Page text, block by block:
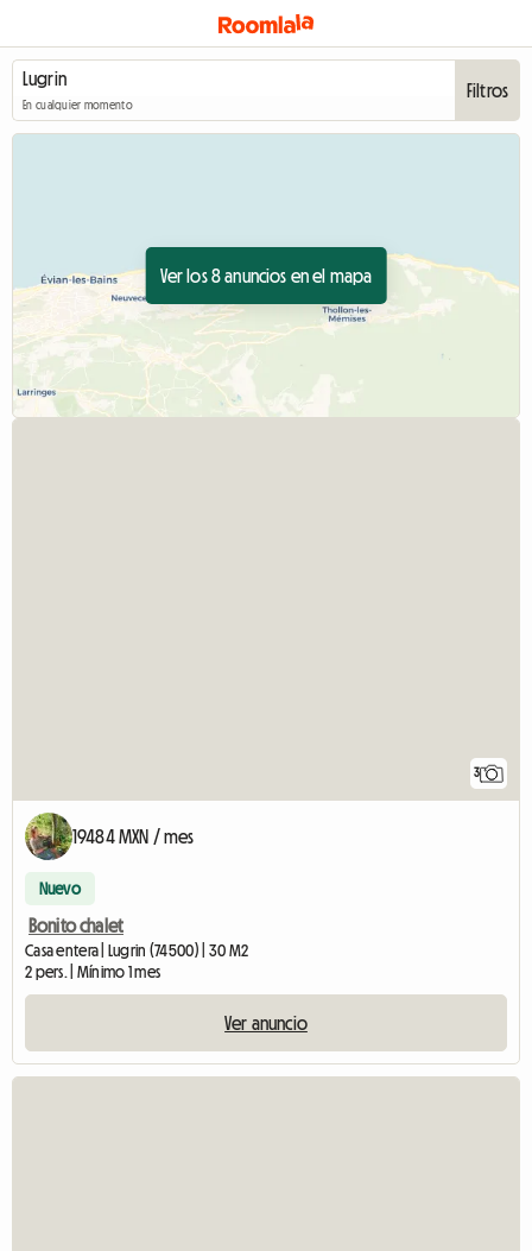
En cualquier momento
Filtros
Ver los 8 anuncios en el mapa
3
19484 MXN / mes
Nuevo
Bonito chalet
Casa entera | Lugrin (74500) | 30 M2
2 pers. | Mínimo 1 mes
Ver anuncio